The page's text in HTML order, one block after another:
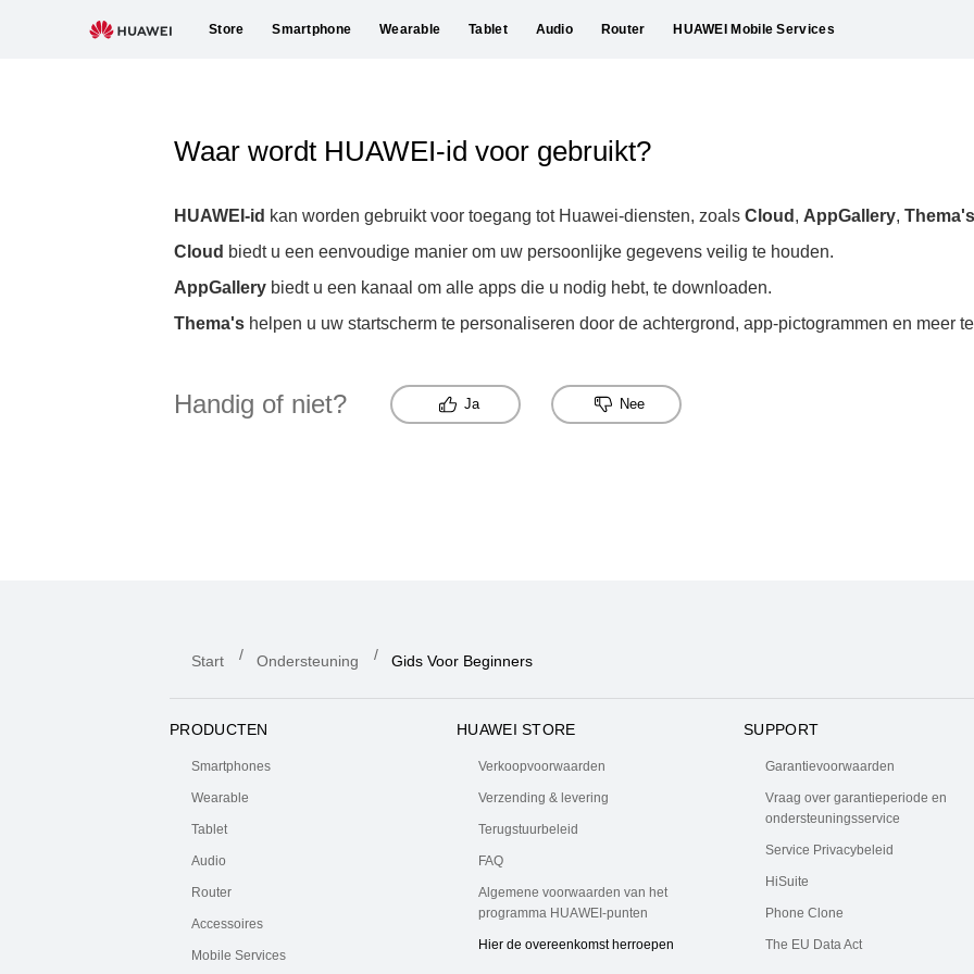
Store Smartphone Wearable Tablet Audio Router HUAWEI Mobile Services
Waar wordt HUAWEI-id voor gebruikt?
HUAWEI-id kan worden gebruikt voor toegang tot Huawei-diensten, zoals Cloud , AppGallery, Thema's
Cloud biedt u een eenvoudige manier om uw persoonlijke gegevens veilig te houden.
AppGallerybiedt u een kanaal om alle apps die u nodig hebt, te downloaden.
Thema'shelpen u uw startscherm te personaliseren door de achtergrond, app-pictogrammen en meer
Handig of niet? Ja Nee
Start Ondersteuning Gids Voor Beginners
PRODUCTEN
Smartphones
Wearable
Tablet
Audio
Router
Accessoires
Mobile Services
HUAWEI STORE
Verkoopvoorwaarden
Verzending & levering
Terugstuurbeleid
FAQ
Algemene voorwaarden van het
programma HUAWEI-punten
Hier de overeenkomst herroepen
SUPPORT
Garantievoorwaarden
Vraag over garantieperiode en
ondersteuningsservice
Service Privacybeleid
HiSuite
Phone Clone
The EU Data Act